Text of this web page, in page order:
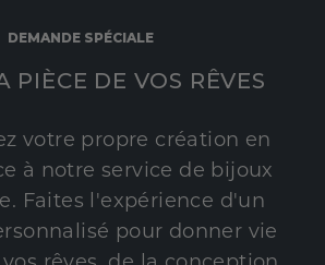
DEMANDE SPÉCIALE
PIÈCE DE VOS RÊVES
votre propre création en
à notre service de bijoux
Faites l'expérience d'un
pour donner vie